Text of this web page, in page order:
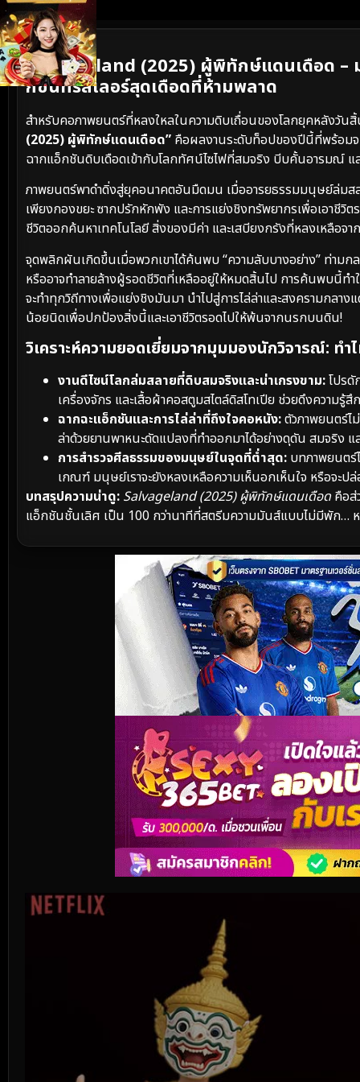
เนื้อเรื่องย่อ
Salvageland (2025) ผู้พิทักษ์แดนเดือด –
กชันทริลเลอร์สุดเดือดที่ห้ามพลาด
สำหรับคอภาพยนตร์ที่หลงใหลในความดิบเถื่อนของโลกยุคหลังวั
(2025) ผู้พิทักษ์แดนเดือด” คือผลงานระดับท็อปของปีนี้ที่พร้อมจ
ฉากแอ็กชันดิบเดือดเข้ากับโลกทัศน์ไซไฟที่สมจริง บีบคั้นอารม
ภาพยนตร์พาดำดิ่งสู่ยุคอนาคตอันมืดมน เมื่ออารยธรรมมนุษย์ล่มส
เพียงกองขยะ ซากปรักหักพัง และการแย่งชิงทรัพยากรเพื่อเอาชีวิ
ชีวิตออกค้นหาเทคโนโลยี สิ่งของมีค่า และเสบียงกรังที่หลงเหลือจา
จุดพลิกผันเกิดขึ้นเมื่อพวกเขาได้ค้นพบ “ความลับบางอย่าง” ท่าม
หรืออาจทำลายล้างผู้รอดชีวิตที่เหลืออยู่ให้หมดสิ้นไป การค้นพบนี้
จะทำทุกวิถีทางเพื่อแย่งชิงมันมา นำไปสู่การไล่ล่าและสงครามกล
น้อยนิดเพื่อปกป้องสิ่งนี้และเอาชีวิตรอดไปให้พ้นจากนรกบนดิน!
วิเคราะห์ความยอดเยี่ยมจากมุมมองนักวิจารณ์: ท
งานดีไซน์โลกล่มสลายที่ดิบสมจริงและน่าเกรงขาม:โปร
เครื่องจักร และเสื้อผ้าคอสตูมสไตล์ดิสโทเปีย ช่วยดึงความรู้
ฉากฉะแอ็กชันและการไล่ล่าที่ถึงใจคอหนัง:ตัวภาพยนตร์ไ
ล่าด้วยยานพาหนะดัดแปลงที่ทำออกมาได้อย่างดุดัน สมจริง แ
การสำรวจศีลธรรมของมนุษย์ในจุดที่ต่ำสุด: บทภาพยนตร์
เกณฑ์ มนุษย์เราจะยังหลงเหลือความเห็นอกเห็นใจ หรือจะป
บทสรุปความน่าดู: Salvageland (2025) ผู้พิทักษ์แดนเดือดคือส่
แอ็กชันชั้นเลิศ เป็น 100 กว่านาทีที่สตรีมความมันส์แบบไม่มีพัก